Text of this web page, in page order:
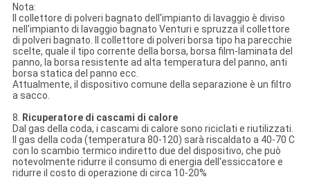
Nota:
Il collettore di polveri bagnato dell'impianto di lavaggio è diviso
nell'impianto di lavaggio bagnato Venturi e spruzza il collettore
di polveri bagnato. Il collettore di polveri borsa tipo ha parecchie
scelte, quale il tipo corrente della borsa, borsa film-laminata del
panno, la borsa resistente ad alta temperatura del panno, anti
borsa statica del panno ecc.
Attualmente, il dispositivo comune della separazione è un filtro
a sacco.
8.
Ricuperatore di cascami di calore
Dal gas della coda, i cascami di calore sono riciclati e riutilizzati.
Il gas della coda (temperatura 80-120) sarà riscaldato a 40-70 C
con lo scambio termico indiretto due del dispositivo, che può
notevolmente ridurre il consumo di energia dell'essiccatore e
ridurre il costo di operazione di circa 10-20%